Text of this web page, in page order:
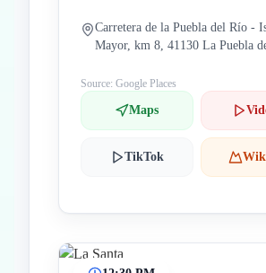
Carretera de la Puebla del Río -
Mayor, km 8, 41130 La Puebla
Source: Google Places
Maps
TikTok